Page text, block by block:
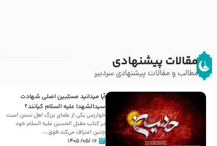
مقالات پیشنهادی
مطالب و مقالات پیشنهادی سردبیر
آیا میدانید مسبّبین اصلی شهادت
سیدالشهدا علیه ‌السلام کیانند؟
خوارزمی یکی از علمای بزرگ اهل تسنن است،
در کتاب مقتل الحسین علیه ‌السلام خود
چنین اعتراف می‌کند:فوَق...
۱۶ /۰۵/ ۱۴۰۵